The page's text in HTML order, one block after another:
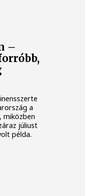
–
a
miközben
júliust
példa.